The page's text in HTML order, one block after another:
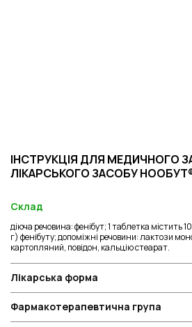
ІНСТРУКЦІЯ ДЛЯ МЕДИЧНОГО
ЛІКАРСЬКОГО ЗАСОБУ
Склад
діюча речовина: фенібут; 1 таблетка містить
г) фенібуту; допоміжні речовини: лактози
картопляний, повідон, кальцію стеарат.
Лікарська форма
Фармакотерапевтична група